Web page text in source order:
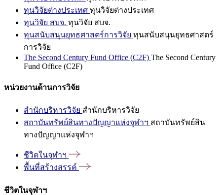
ทุนวิจัยต่างประเทศ ทุนวิจัยต่างประเทศ
ทุนวิจัย สบจ. ทุนวิจัย สบจ.
ทุนสนับสนุนยุทธศาสตร์การวิจัย ทุนสนับสนุนยุทธศาสตร์
การวิจัย
The Second Century Fund Office (C2F) The Second Century
Fund Office (C2F)
หน่วยงานด้านการวิจัย
สำนักบริหารวิจัย สำนักบริหารวิจัย
สถาบันทรัพย์สินทางปัญญาแห่งจุฬาฯ สถาบันทรัพย์สิน
ทางปัญญาแห่งจุฬาฯ
ชีวิตในจุฬาฯ
พื้นที่สร้างสรรค์
ชีวิตในจุฬาฯ